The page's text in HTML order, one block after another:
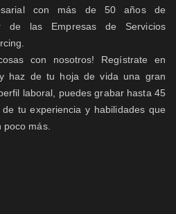
con más de 50 años de
de las Empresas de Servicios
con nosotros! Regístrate en
haz de tu hoja de vida una gran
laboral, puedes grabar hasta 45
tu experiencia y habilidades que
más.